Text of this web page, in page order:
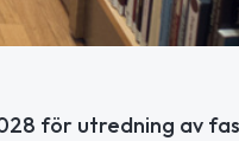
för utredning av